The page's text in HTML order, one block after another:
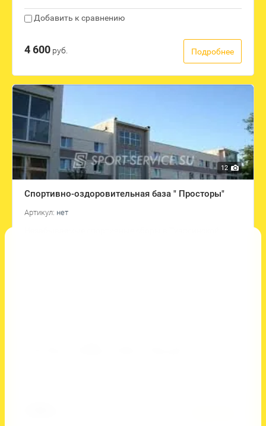
Добавить к сравнению
4 600 руб. Подробнее
12
Спортивно-оздоровительная база " Просторы"
Артикул: нет